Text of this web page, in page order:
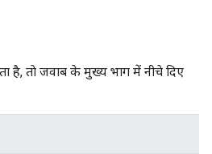
है, ताे जवाब के मुख्य भाग में नीचे दिए